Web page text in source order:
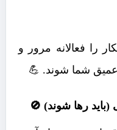
را فعالانه مرور و
عمیق شما شوند. 💪
رها شوند) 🚫